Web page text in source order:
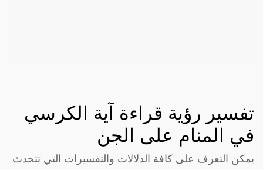
تفسير رؤية قراءة آية الكرسي
في المنام على الجن
يمكن التعرف على كافة الدلالات والتفسيرات التي تتحدث